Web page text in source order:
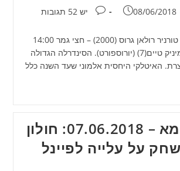
פורסם:
08/06/2018 תגובות:
יש 52 תגובות
טניס / מתן גילור טורניר רולאן גרוס (2000) – חצי גמר 14:00
מרקו צ'קינאטו-דומיניק טיים(7) (יורוספורט). הסינדרלה הגדולה
האיטלקי היחסית אלמוני שעד השנה כלל
אירועי דיומא – 07.06.2018: חולון
על עלייה לפיינל